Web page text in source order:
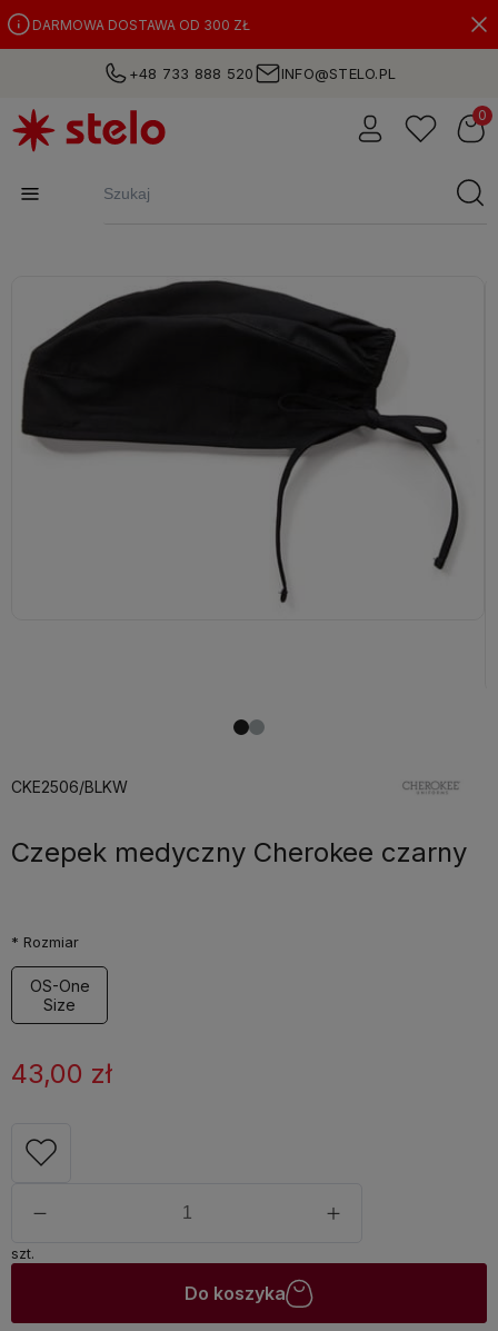
DARMOWA DOSTAWA OD 300 ZŁ
+48 733 888 520 INFO@STELO.PL
CKE2506/BLKW
Czepek medyczny Cherokee czarny
* Rozmiar
OS-One
Size
43,00 zł
szt.
Do koszyka